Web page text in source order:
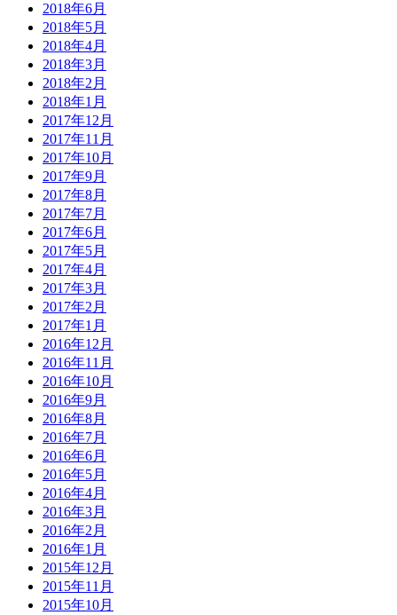
2018年6月
2018年5月
2018年4月
2018年3月
2018年2月
2018年1月
2017年12月
2017年11月
2017年10月
2017年9月
2017年8月
2017年7月
2017年6月
2017年5月
2017年4月
2017年3月
2017年2月
2017年1月
2016年12月
2016年11月
2016年10月
2016年9月
2016年8月
2016年7月
2016年6月
2016年5月
2016年4月
2016年3月
2016年2月
2016年1月
2015年12月
2015年11月
2015年10月